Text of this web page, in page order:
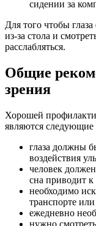
сидении за
Для того чтобы
из-за стола и
расслабляться.
Общие
зрения
Хорошей
являются следующие
глаза должны
воздействия
человек
сна приводит
необходимо
транспорте
ежедневно
нужно